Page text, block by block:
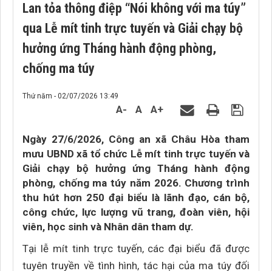
Lan tỏa thông điệp “Nói không với ma túy”
qua Lễ mít tinh trực tuyến và Giải chạy bộ
hưởng ứng Tháng hành động phòng,
chống ma túy
Thứ năm - 02/07/2026 13:49
A- A A+
Ngày 27/6/2026, Công an xã Châu Hòa tham
mưu UBND xã tổ chức Lễ mít tinh trực tuyến và
Giải chạy bộ hưởng ứng Tháng hành động
phòng, chống ma túy năm 2026. Chương trình
thu hút hơn 250 đại biểu là lãnh đạo, cán bộ,
công chức, lực lượng vũ trang, đoàn viên, hội
viên, học sinh và Nhân dân tham dự.
Tại lễ mít tinh trực tuyến, các đại biểu đã được
tuyên truyền về tình hình, tác hại của ma túy đối